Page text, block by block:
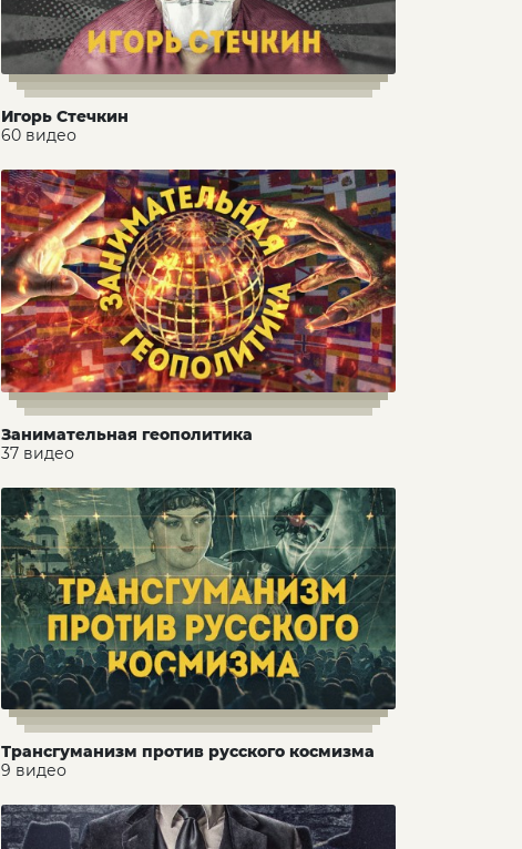
Игорь Стечкин
60 видео
Занимательная геополитика
37 видео
Трансгуманизм против русского космизма
9 видео